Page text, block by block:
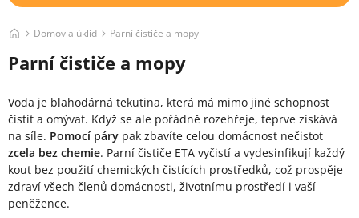
Domov a úklid Parní čističe a mopy
Parní čističe a mopy
Voda je blahodárná tekutina, která má mimo jiné schopnost
čistit a omývat. Když se ale pořádně rozehřeje, teprve získává
na síle. Pomocí páry pak zbavíte celou domácnost nečistot
zcela bez chemie. Parní čističe ETA vyčistí a vydesinfikují každý
kout bez použití chemických čistících prostředků, což prospěje
zdraví všech členů domácnosti, životnímu prostředí i vaší
peněžence.